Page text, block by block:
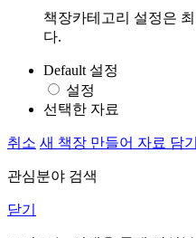
책장카테고리 설정은
다.
Default 설정
설정
선택한 자료
취소 새 책장 만들어 자료 담기
관심분야 검색
닫기